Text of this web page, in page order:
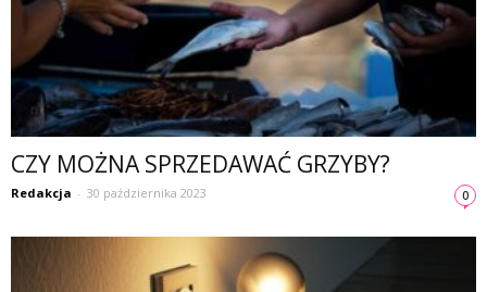
CZY MOŻNA SPRZEDAWAĆ GRZYBY?
Redakcja - 30 października 2023 0